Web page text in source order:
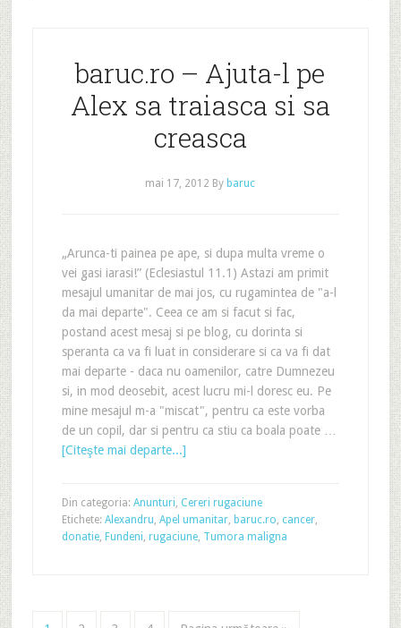
baruc.ro – Ajuta-l pe
Alex sa traiasca si sa
creasca
mai 17, 2012 By baruc
„Arunca-ti painea pe ape, si dupa multa vreme o
vei gasi iarasi!” (Eclesiastul 11.1) Astazi am primit
mesajul umanitar de mai jos, cu rugamintea de "a-l
da mai departe". Ceea ce am si facut si fac,
postand acest mesaj si pe blog, cu dorinta si
speranta ca va fi luat in considerare si ca va fi dat
mai departe - daca nu oamenilor, catre Dumnezeu
si, in mod deosebit, acest lucru mi-l doresc eu. Pe
mine mesajul m-a "miscat", pentru ca este vorba
de un copil, dar si pentru ca stiu ca boala poate …
[Citeşte mai departe...]
Din categoria: Anunturi, Cereri rugaciune
Etichete: Alexandru, Apel umanitar, baruc.ro, cancer,
donatie, Fundeni, rugaciune, Tumora maligna